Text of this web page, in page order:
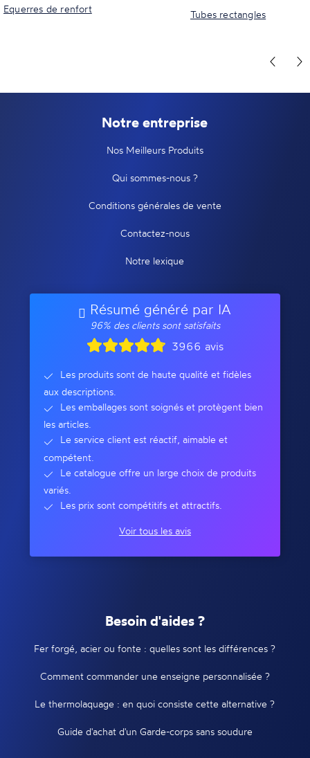
Equerres de renfort
Tubes rectangles
Notre entreprise
Nos Meilleurs Produits
Qui sommes-nous ?
Conditions générales de vente
Contactez-nous
Notre lexique
Résumé généré par IA
96% des clients sont satisfaits
3966 avis
Les produits sont de haute qualité et fidèles
aux descriptions.
Les emballages sont soignés et protègent bien
les articles.
Le service client est réactif, aimable et
compétent.
Le catalogue offre un large choix de produits
variés.
Les prix sont compétitifs et attractifs.
Voir tous les avis
Besoin d'aides ?
Fer forgé, acier ou fonte : quelles sont les différences ?
Comment commander une enseigne personnalisée ?
Le thermolaquage : en quoi consiste cette alternative ?
Guide d'achat d'un Garde-corps sans soudure